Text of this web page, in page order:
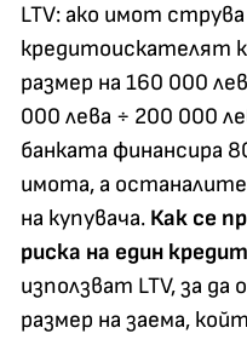
LTV: ако имот
кредитоискателят
размер на 160 000
000 лева ÷ 200 000
банката финансира
имота, а
на купувача. Как се
риска на един
използват LTV, за
размер на заема,